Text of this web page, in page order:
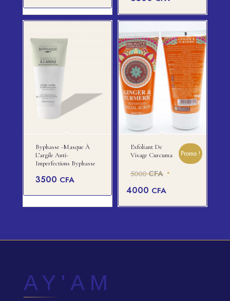
Byphasse -Masque À
L’argile Anti-
Imperfections Byphasse
3500 CFA
Exfoliant De
Visage Curcuma
5000CFA Le
initial
était :
4000 CFA
Promo !